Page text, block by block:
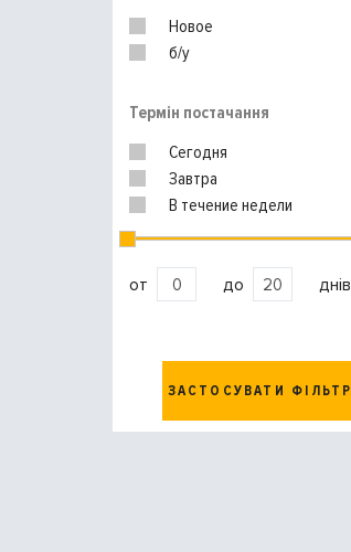
Новое
б/у
Термін постачання
Сегодня
Завтра
В течение недели
от до днів
ЗАСТОСУВАТИ ФІЛЬТР